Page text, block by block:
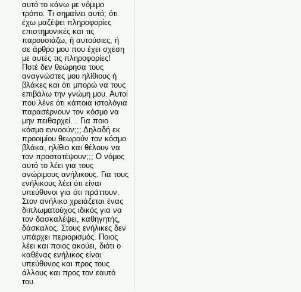
αυτό το κάνω με νόμιμο
τρόπο. Τι σημαίνει αυτό; ότι
έχω μαζέψει πληροφορίες
επιστημονικές και τις
παρουσιάζω, ή αυτούσιες, ή
σε άρθρο μου που έχει σχέση
με αυτές τις πληροφορίες!
Ποτέ δεν θεώρησα τους
αναγνώστες μου ηλίθιους ή
βλάκες και ότι μπορώ να τους
επιβάλω την γνώμη μου. Αυτοί
που λένε ότι κάποια ιστολόγια
παρασέρνουν τον κόσμο να
μην πειθαρχεί… Για ποιο
κόσμο εννοούν;;; Δηλαδή εκ
προοιμίου θεωρούν τον κόσμο
βλάκα, ηλίθιο και θέλουν να
τον προστατέψουν;;; Ο νόμος
αυτό το λέει για τους
ανώριμους ανήλικους. Για τους
ενήλικους λέει ότι είναι
υπεύθυνοι για ότι πράττουν.
Στον ανήλικο χρειάζεται ένας
διπλωματούχος ιδικός για να
τον δασκαλέψει, καθηγητής,
δάσκαλος. Στους ενήλικες δεν
υπάρχει περιορισμός. Ποιος
λέει και ποιος ακούει, διότι ο
καθένας ενήλικος είναι
υπεύθυνος και προς τους
άλλους και προς τον εαυτό
του.